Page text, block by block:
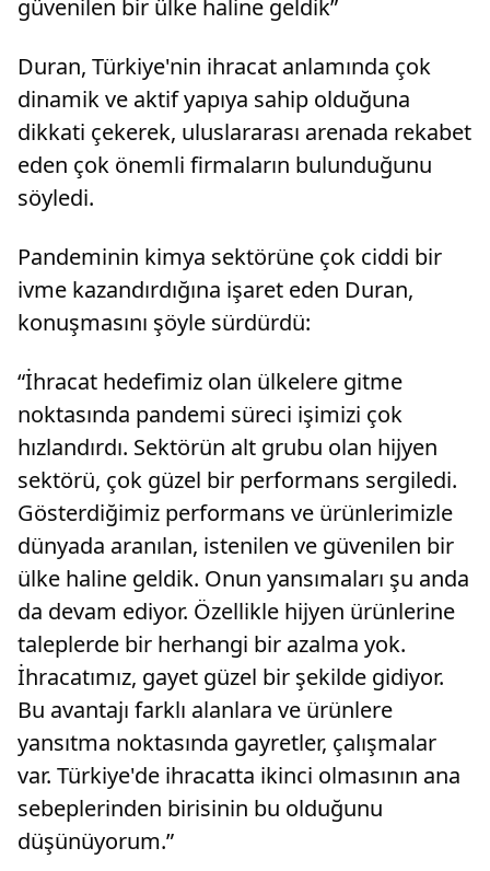
güvenilen bir ülke haline geldik”
Duran, Türkiye'nin ihracat anlamında çok
dinamik ve aktif yapıya sahip olduğuna
dikkati çekerek, uluslararası arenada rekabet
eden çok önemli firmaların bulunduğunu
söyledi.
Pandeminin kimya sektörüne çok ciddi bir
ivme kazandırdığına işaret eden Duran,
konuşmasını şöyle sürdürdü:
“İhracat hedefimiz olan ülkelere gitme
noktasında pandemi süreci işimizi çok
hızlandırdı. Sektörün alt grubu olan hijyen
sektörü, çok güzel bir performans sergiledi.
Gösterdiğimiz performans ve ürünlerimizle
dünyada aranılan, istenilen ve güvenilen bir
ülke haline geldik. Onun yansımaları şu anda
da devam ediyor. Özellikle hijyen ürünlerine
taleplerde bir herhangi bir azalma yok.
İhracatımız, gayet güzel bir şekilde gidiyor.
Bu avantajı farklı alanlara ve ürünlere
yansıtma noktasında gayretler, çalışmalar
var. Türkiye'de ihracatta ikinci olmasının ana
sebeplerinden birisinin bu olduğunu
düşünüyorum.”